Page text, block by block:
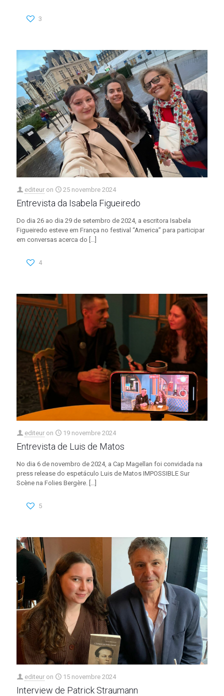
3
editeur on 25 novembre 2024
Entrevista da Isabela Figueiredo
Do dia 26 ao dia 29 de setembro de 2024, a escritora Isabela
Figueiredo esteve em França no festival “America” para participar
em conversas acerca do […]
4
editeur on 19 novembre 2024
Entrevista de Luis de Matos
No dia 6 de novembro de 2024, a Cap Magellan foi convidada na
press release do espetáculo Luis de Matos IMPOSSIBLE Sur
Scène na Folies Bergère. […]
5
editeur on 15 novembre 2024
Interview de Patrick Straumann